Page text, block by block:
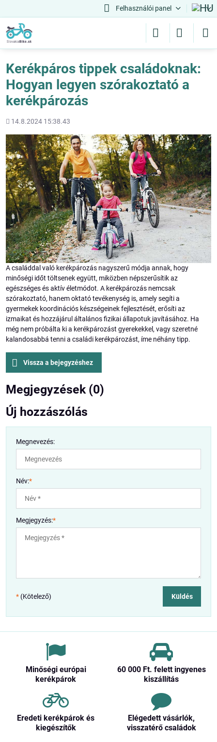
Felhasználói panel
Kerékpáros tippek családoknak:
Hogyan legyen szórakoztató a
kerékpározás
Hozááadott
14.8.2024 15:38.43
A családdal való kerékpározás nagyszerű módja annak, hogy
minőségi időt töltsenek együtt, miközben népszerűsítik az
egészséges és aktív életmódot. A kerékpározás nemcsak
szórakoztató, hanem oktató tevékenység is, amely segíti a
gyermekek koordinációs készségeinek fejlesztését, erősíti az
izmaikat és hozzájárul általános fizikai állapotuk javításához. Ha
még nem próbálta ki a kerékpározást gyerekekkel, vagy szeretné
kalandosabbá tenni a családi kerékpározást, íme néhány tipp.
Vissza a bejegyzéshez
Megjegyzések (0)
Új hozzászólás
Megnevezés:
Név:*
Megjegyzés:*
* (Kötelező) Küldés
Minőségi európai
kerékpárok
60 000 Ft​. felett ingyenes
kiszállítás
Eredeti kerékpárok és
kiegészítők
Elégedett vásárlók,
visszatérő családok